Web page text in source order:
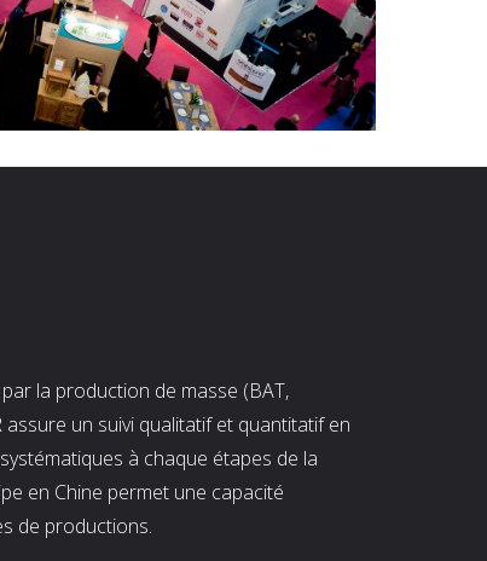
la production de masse (BAT,
un suivi qualitatif et quantitatif en
à chaque étapes de la
en Chine permet une capacité
de productions.